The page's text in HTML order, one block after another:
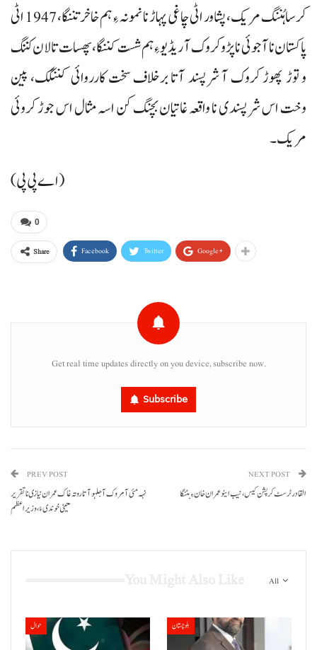
کرسا ہُننگ مریک، پشاور اٹی چاغی پہاڑ نا نمونہ ءِ ہم خاخر تننگا، 1947 اٹی
پاکستان نا آجوئی نا پڑو کروک آ ریڈیو ءِ ہم شست کننگا، پھسات تالان کننگ
و توڑ پھوڑ کروک آ شرپسند آتا برخلاف سخت کارروائی کننگک، پین
وخت اس شرپسندی نا واقعہ غاتیان بچنگ کن اسہ مثال اس جوڑ کروئی
مریک۔
(اے پی پی)
0
Share Facebook Twitter Google+
Get real time updates directly on you device, subscribe now.
Subscribe
PREV POST
نہہ مئی آ مروک آ جلہو آتا روتہ غاک عمران نیازی نا تقریر
ٓتیٹی خوندی ءُ، وزیراعظم
NEXT POST
القادر ٹرسٹ کرپشن کیس،نیب اینو عمران خان ءِ بٹنگا
All
حوال بلوچستان